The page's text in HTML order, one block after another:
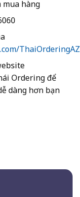
mua hàng
Ordering để
dàng hơn bạn